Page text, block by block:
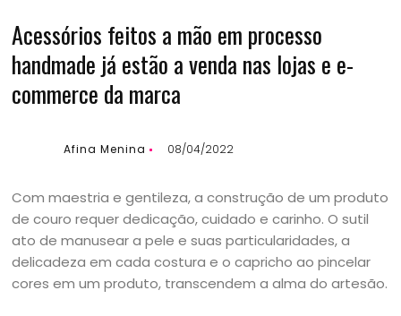
Acessórios feitos a mão em processo
handmade já estão a venda nas lojas e e-
commerce da marca
Afina Menina 08/04/2022
Com maestria e gentileza, a construção de um produto
de couro requer dedicação, cuidado e carinho. O sutil
ato de manusear a pele e suas particularidades, a
delicadeza em cada costura e o capricho ao pincelar
cores em um produto, transcendem a alma do artesão.